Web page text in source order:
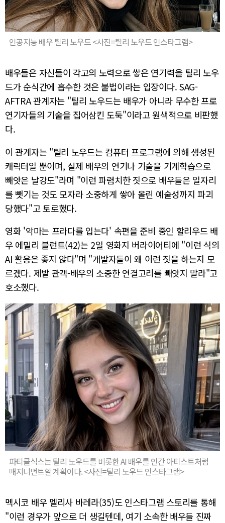
인공지능 배우 틸리 노우드 <사진=틸리 노우드 인스타그램>
배우들은 자신들이 각고의 노력으로 쌓은 연기력을 틸리 노우
드가 순식간에 흡수한 것은 불법이라는 입장이다. SAG-
AFTRA 관계자는 "틸리 노우드는 배우가 아니라 무수한 프로
연기자들의 기술을 집어삼킨 도둑"이라고 원색적으로 비판했
다.
이 관계자는 "틸리 노우드는 컴퓨터 프로그램에 의해 생성된
캐릭터일 뿐이며, 실제 배우의 연기나 기술을 기계학습으로
빼앗은 날강도"라며 "이런 파렴치한 짓으로 배우들은 일자리
를 뺏기는 것도 모자라 소중하게 쌓아 올린 예술성까지 파괴
당했다"고 토로했다.
영화 '악마는 프라다를 입는다' 속편을 준비 중인 할리우드 배
우 에밀리 블런트(42)는 2일 영화지 버라이어티에 "이런 식의
AI 활용은 좋지 않다"며 "개발자들이 왜 이런 짓을 하는지 모
르겠다. 제발 관객-배우의 소중한 연결고리를 빼앗지 말라"고
호소했다.
파티클식스는 틸리 노우드를 비롯한 AI 배우를 인간 아티스트처럼
매지니먼트할 계획이다. <사진=틸리 노우드 인스타그램>
멕시코 배우 멜리사 바레라(35)도 인스타그램 스토리를 통해
"이런 경우가 앞으로 더 생길텐데, 여기 소속한 배우들 진짜